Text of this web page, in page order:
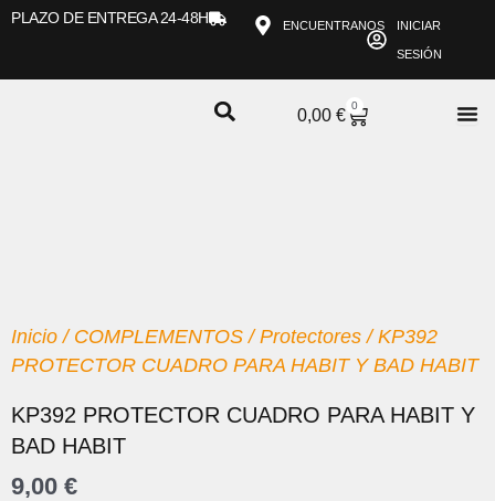
PLAZO DE ENTREGA 24-48H ENCUENTRANOS INICIAR
SESIÓN
0,00€
0
CARRITO
Inicio / COMPLEMENTOS /Protectores / KP392
PROTECTOR CUADRO PARA HABIT Y BAD HABIT
KP392 PROTECTOR CUADRO PARA HABIT Y
BAD HABIT
9,00 €